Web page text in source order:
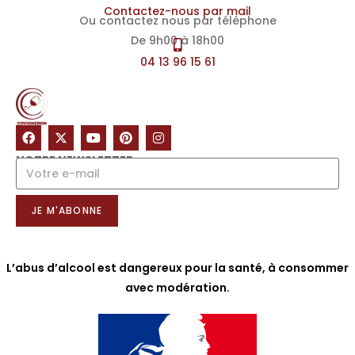
NOTRE NEWSLETTER
JE M'ABONNE
Contactez-nous par mail
Ou contactez nous par téléphone
De 9h00 à 18h00
04 13 96 15 61
L’abus d’alcool est dangereux pour la santé, à consommer
avec modération.